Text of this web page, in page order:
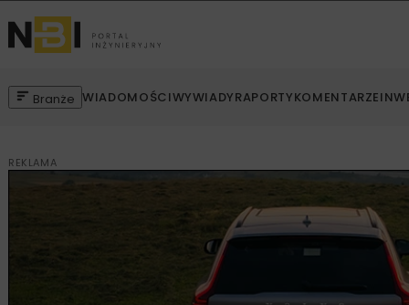
Branże WIADOMOŚCIWYWIADYRAPORTYKOMENTARZE
REKLAMA